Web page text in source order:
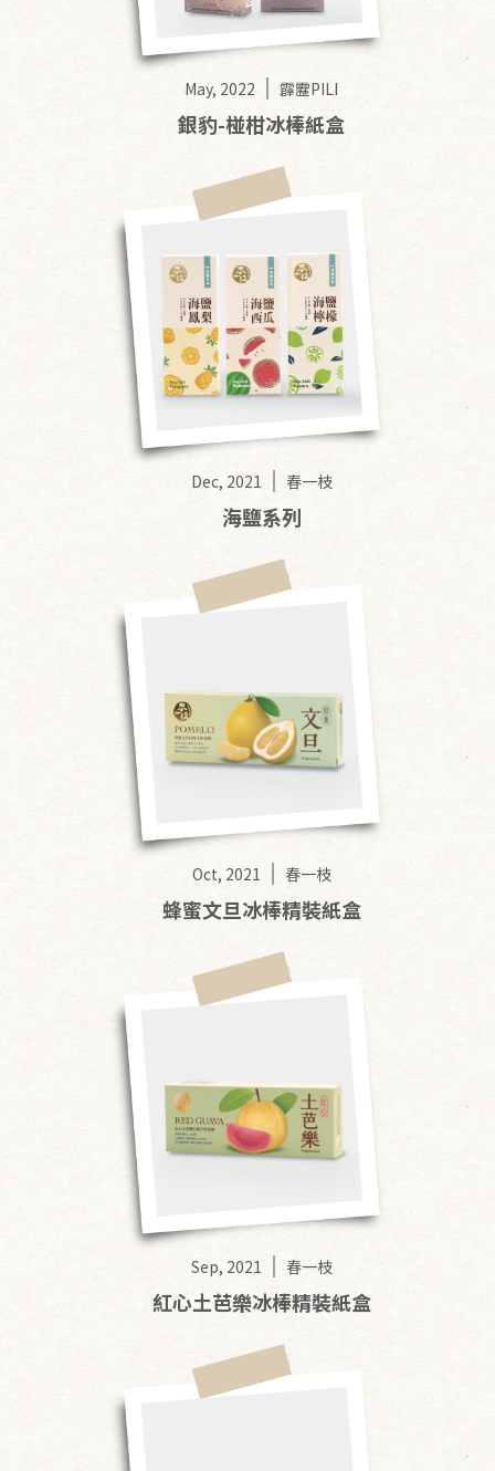
May, 2022 霹靂PILI
銀豹-椪柑冰棒紙盒
Dec, 2021 春一枝
海鹽系列
Oct, 2021 春一枝
蜂蜜文旦冰棒精裝紙盒
Sep, 2021 春一枝
紅心土芭樂冰棒精裝紙盒